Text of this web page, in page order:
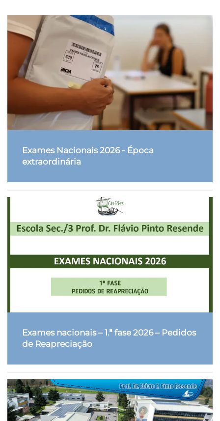
Exames Nacionais 2026 - Época
extraordinária
Exames nacionais – 1.ª fase 2026 – Pedidos
de Reapreciação